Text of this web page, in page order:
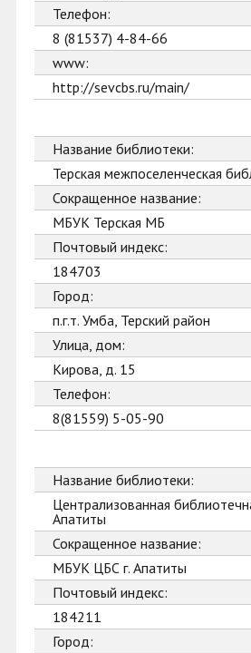
Телефон:
8 (81537) 4-84-66
www:
http://sevcbs.ru/main/
Название библиотеки:
Терская межпоселенческая
Сокращенное название:
МБУК Терская МБ
Почтовый индекс:
184703
Город:
п.г.т. Умба, Терский район
Улица, дом:
Кирова, д. 15
Телефон:
8(81559) 5-05-90
Название библиотеки:
Централизованная
Апатиты
Сокращенное название:
МБУК ЦБС г. Апатиты
Почтовый индекс:
184211
Город: